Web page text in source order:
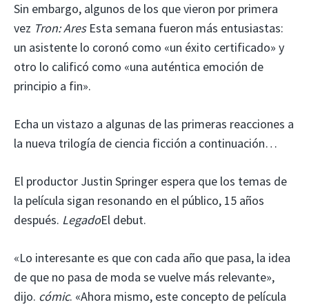
Sin embargo, algunos de los que vieron por primera
vez Tron: AresEsta semana fueron más entusiastas:
un asistente lo coronó como «un éxito certificado» y
otro lo calificó como «una auténtica emoción de
principio a fin».
Echa un vistazo a algunas de las primeras reacciones a
la nueva trilogía de ciencia ficción a continuación…
El productor Justin Springer espera que los temas de
la película sigan resonando en el público, 15 años
después. LegadoEl debut.
«Lo interesante es que con cada año que pasa, la idea
de que no pasa de moda se vuelve más relevante»,
dijo. cómic. «Ahora mismo, este concepto de película